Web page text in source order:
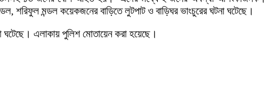
মন্ডল কয়েকজনের বাড়িতে লুটপাট ও বাড়িঘর ভাংচুরের ঘটনা ঘটেছে।
ঘটেছে। এলাকায় পুলিশ মোতায়েন করা হয়েছে।